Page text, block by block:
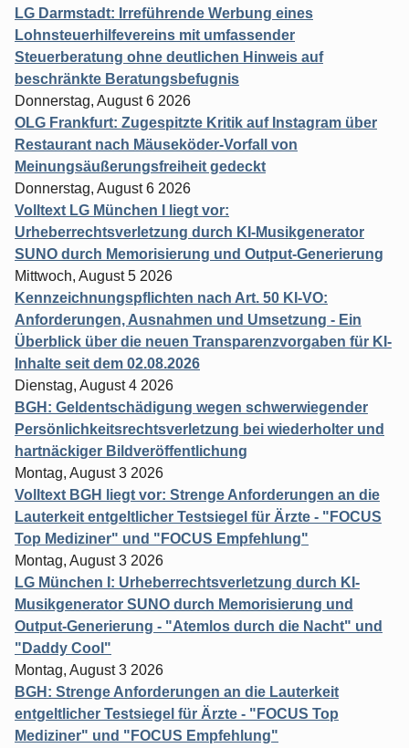
LG Darmstadt: Irreführende Werbung eines
Lohnsteuerhilfevereins mit umfassender
Steuerberatung ohne deutlichen Hinweis auf
beschränkte Beratungsbefugnis
Donnerstag, August 6 2026
OLG Frankfurt: Zugespitzte Kritik auf Instagram über
Restaurant nach Mäuseköder-Vorfall von
Meinungsäußerungsfreiheit gedeckt
Donnerstag, August 6 2026
Volltext LG München I liegt vor:
Urheberrechtsverletzung durch KI-Musikgenerator
SUNO durch Memorisierung und Output-Generierung
Mittwoch, August 5 2026
Kennzeichnungspflichten nach Art. 50 KI-VO:
Anforderungen, Ausnahmen und Umsetzung - Ein
Überblick über die neuen Transparenzvorgaben für KI-
Inhalte seit dem 02.08.2026
Dienstag, August 4 2026
BGH: Geldentschädigung wegen schwerwiegender
Persönlichkeitsrechtsverletzung bei wiederholter und
hartnäckiger Bildveröffentlichung
Montag, August 3 2026
Volltext BGH liegt vor: Strenge Anforderungen an die
Lauterkeit entgeltlicher Testsiegel für Ärzte - "FOCUS
Top Mediziner" und "FOCUS Empfehlung"
Montag, August 3 2026
LG München I: Urheberrechtsverletzung durch KI-
Musikgenerator SUNO durch Memorisierung und
Output-Generierung - "Atemlos durch die Nacht" und
"Daddy Cool"
Montag, August 3 2026
BGH: Strenge Anforderungen an die Lauterkeit
entgeltlicher Testsiegel für Ärzte - "FOCUS Top
Mediziner" und "FOCUS Empfehlung"